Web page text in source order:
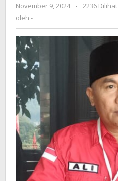
November 9, 2024
oleh
-
2236 Dilihat
oleh -